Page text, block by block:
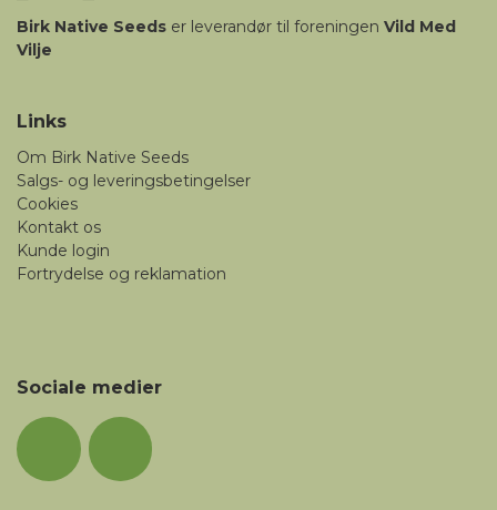
Birk Native Seeds er leverandør til foreningen Vild Med
Vilje
Links
Om Birk Native Seeds
Salgs- og leveringsbetingelser
Cookies
Kontakt os
Kunde login
Fortrydelse og reklamation
Sociale medier